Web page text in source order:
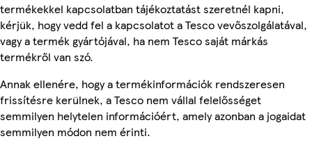
termékekkel kapcsolatban tájékoztatást szeretnél kapni,
kérjük, hogy vedd fel a kapcsolatot a Tesco vevőszolgálatával,
vagy a termék gyártójával, ha nem Tesco saját márkás
termékről van szó.
Annak ellenére, hogy a termékinformációk rendszeresen
frissítésre kerülnek, a Tesco nem vállal felelősséget
semmilyen helytelen információért, amely azonban a jogaidat
semmilyen módon nem érinti.